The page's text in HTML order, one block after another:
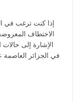
إذا كنت ترغب في
الاختطاف
الإشارة إلى